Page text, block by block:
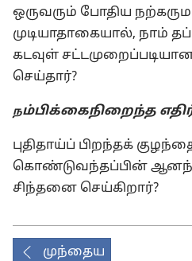
ஒருவரும் போதிய
முடியாதாகையால், நாம்
கடவுள்
செய்தார்?
நம்பிக்கைநிறைந்த
புதிதாய்ப் பிறந்தக்
கொண்டுவந்தப்பின்
சிந்தனை செய்கிறார்?
முந்தைய